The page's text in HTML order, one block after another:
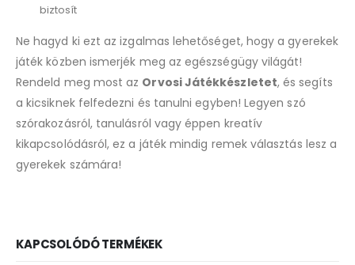
biztosít
Ne hagyd ki ezt az izgalmas lehetőséget, hogy a gyerekek
játék közben ismerjék meg az egészségügy világát!
Rendeld meg most az Orvosi Játékkészletet, és segíts
a kicsiknek felfedezni és tanulni egyben! Legyen szó
szórakozásról, tanulásról vagy éppen kreatív
kikapcsolódásról, ez a játék mindig remek választás lesz a
gyerekek számára!
KAPCSOLÓDÓ TERMÉKEK